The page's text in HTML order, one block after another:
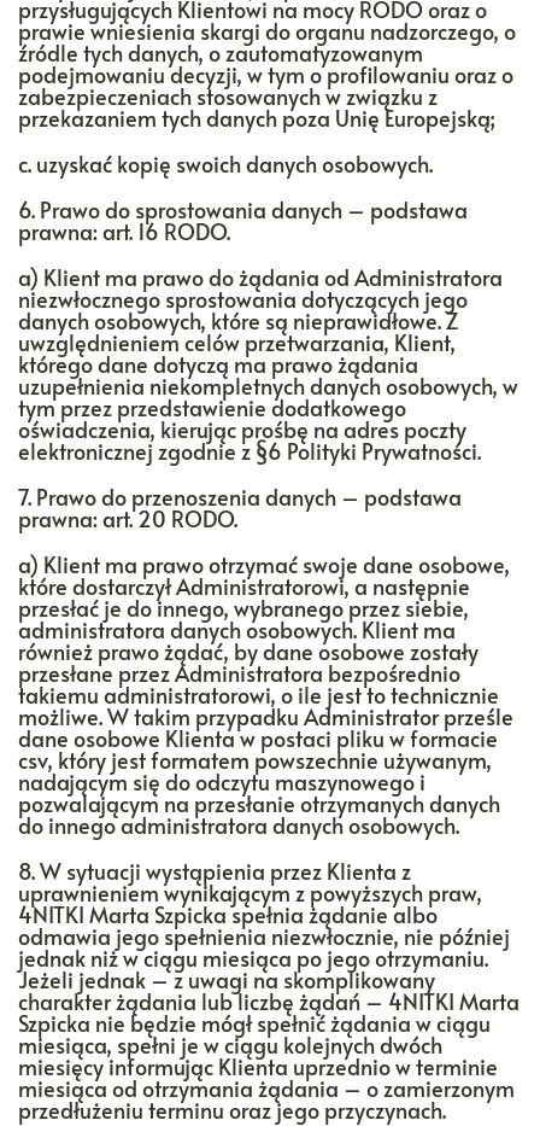
przysługujących Klientowi na mocy RODO oraz o
prawie wniesienia skargi do organu nadzorczego, o
źródle tych danych, o zautomatyzowanym
podejmowaniu decyzji, w tym o profilowaniu oraz o
zabezpieczeniach stosowanych w związku z
przekazaniem tych danych poza Unię Europejską;
c. uzyskać kopię swoich danych osobowych.
6. Prawo do sprostowania danych – podstawa
prawna: art. 16 RODO.
a) Klient ma prawo do żądania od Administratora
niezwłocznego sprostowania dotyczących jego
danych osobowych, które są nieprawidłowe. Z
uwzględnieniem celów przetwarzania, Klient,
którego dane dotyczą ma prawo żądania
uzupełnienia niekompletnych danych osobowych, w
tym przez przedstawienie dodatkowego
oświadczenia, kierując prośbę na adres poczty
elektronicznej zgodnie z §6 Polityki Prywatności.
7. Prawo do przenoszenia danych – podstawa
prawna: art. 20 RODO.
a) Klient ma prawo otrzymać swoje dane osobowe,
które dostarczył Administratorowi, a następnie
przesłać je do innego, wybranego przez siebie,
administratora danych osobowych. Klient ma
również prawo żądać, by dane osobowe zostały
przesłane przez Administratora bezpośrednio
takiemu administratorowi, o ile jest to technicznie
możliwe. W takim przypadku Administrator prześle
dane osobowe Klienta w postaci pliku w formacie
csv, który jest formatem powszechnie używanym,
nadającym się do odczytu maszynowego i
pozwalającym na przesłanie otrzymanych danych
do innego administratora danych osobowych.
8. W sytuacji wystąpienia przez Klienta z
uprawnieniem wynikającym z powyższych praw,
4NITKI Marta Szpicka spełnia żądanie albo
odmawia jego spełnienia niezwłocznie, nie później
jednak niż w ciągu miesiąca po jego otrzymaniu.
Jeżeli jednak – z uwagi na skomplikowany
charakter żądania lub liczbę żądań – 4NITKI Marta
Szpicka nie będzie mógł spełnić żądania w ciągu
miesiąca, spełni je w ciągu kolejnych dwóch
miesięcy informując Klienta uprzednio w terminie
miesiąca od otrzymania żądania – o zamierzonym
przedłużeniu terminu oraz jego przyczynach.